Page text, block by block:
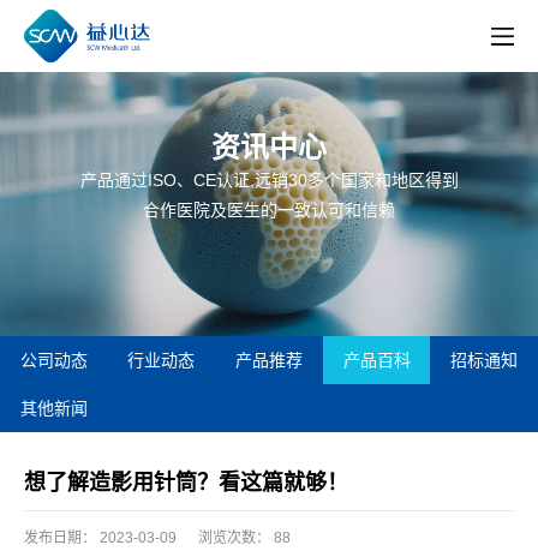
资讯中心
产品通过ISO、CE认证,远销30多个国家和地区得到
合作医院及医生的一致认可和信赖
公司动态 行业动态 产品推荐 产品百科 招标通知
其他新闻
想了解造影用针筒？看这篇就够！
发布日期： 2023-03-09 浏览次数： 88